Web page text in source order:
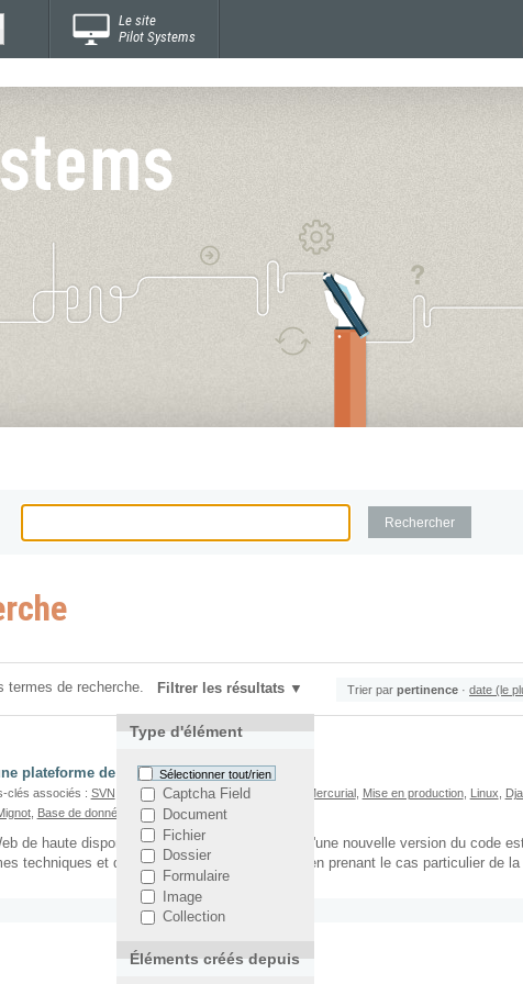
Le site
Pilot Systems
termes de recherche. Filtrer les résultats
Type d'élément
Sélectionner tout/rien
Captcha Field
Document
Fichier
Dossier
Formulaire
Image
Collection
Éléments créés depuis
Trier par pertinence · date (le
plateforme de haute disponibilité
clés associés : SVN Ligne de commande,GIT Mercurial, Mise en production, Linux
, Base de données Debian,Load Balancing
de haute disponibilité, la mise en production d'une nouvelle version du code
techniques et de solutions à ces problèmes, en prenant le cas particulier de